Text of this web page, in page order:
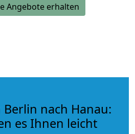
Angebote erhalten
Berlin nach Hanau:
es Ihnen leicht